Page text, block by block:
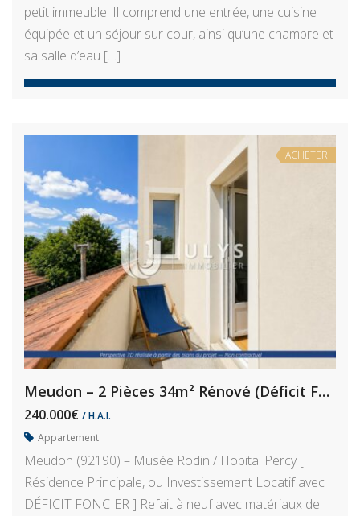
petit immeuble. Il comprend une entrée, une cuisine
équipée et un séjour sur cour, ainsi qu’une chambre et
sa salle d’eau […]
ACHETER
Meudon – 2 Pièces 34m² Rénové (Déficit Foncier)
240.000€ / H.A.I.
Appartement
Meudon (92190) – Musée Rodin / Hopital Percy [
Résidence Principale, ou Investissement Locatif avec
DÉFICIT FONCIER ] Refait à neuf avec matériaux de